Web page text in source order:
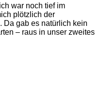
war noch tief im
plötzlich der
Da gab es natürlich kein
– raus in unser zweites